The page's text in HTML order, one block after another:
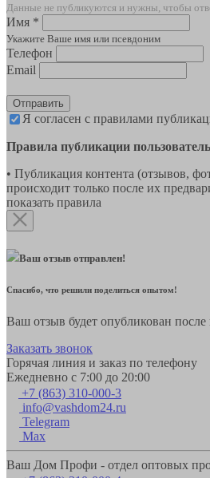
Данные не публикуются и нужны, чтобы
Имя *
Укажите Ваше имя или псевдоним
Телефон
Email
Отправить
Я согласен с правилами
Правила публикации
• Публикация контента (отзывов,
происходит только после их
показать правила
Ваш отзыв отправлен!
Спасибо, что решили поделиться опытом!
Ваш отзыв будет опубликован
Заказать звонок
Горячая линия и заказ по телефону
Ежедневно с 7:00 до 20:00
+7 (863) 310-000-3
info@vashdom24.ru
Telegram
Max
Ваш Дом Профи - отдел оптовых